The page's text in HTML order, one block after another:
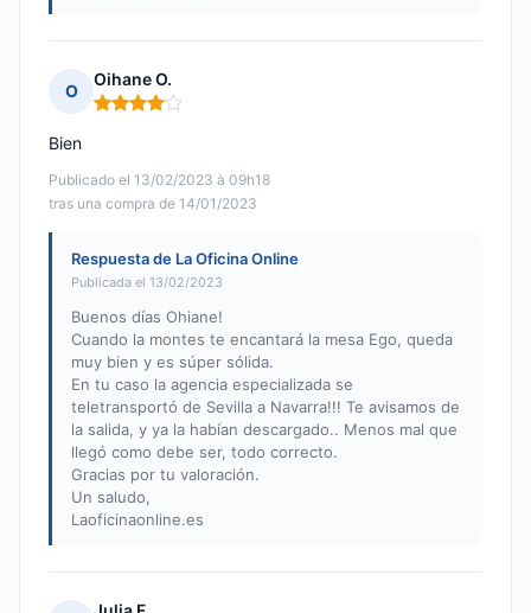
O
Oihane O.
Nota: 4 de 5
Publicado el 13/02/2023 à 09h18
tras una compra de 14/01/2023
Bien
Respuesta de La Oficina Online
Publicada el 13/02/2023
Buenos días Ohiane!
Cuando la montes te encantará la mesa Ego, queda
muy bien y es súper sólida.
En tu caso la agencia especializada se
teletransportó de Sevilla a Navarra!!! Te avisamos de
la salida, y ya la habían descargado.. Menos mal que
llegó como debe ser, todo correcto.
Gracias por tu valoración.
Un saludo,
Laoficinaonline.es